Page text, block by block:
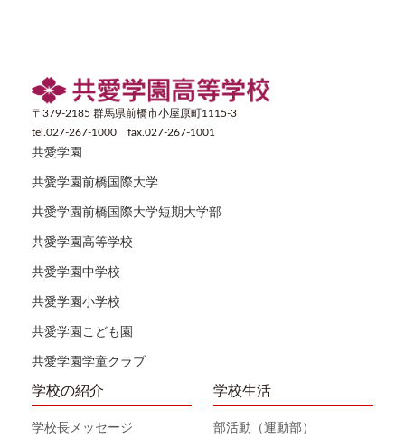
〒379-2185 群馬県前橋市小屋原町1115-3
tel.027-267-1000 fax.027-267-1001
共愛学園
共愛学園前橋国際大学
共愛学園前橋国際大学短期大学部
共愛学園高等学校
共愛学園中学校
共愛学園小学校
共愛学園こども園
共愛学園学童クラブ
学校の紹介
学校長メッセージ
学校生活
部活動（運動部）